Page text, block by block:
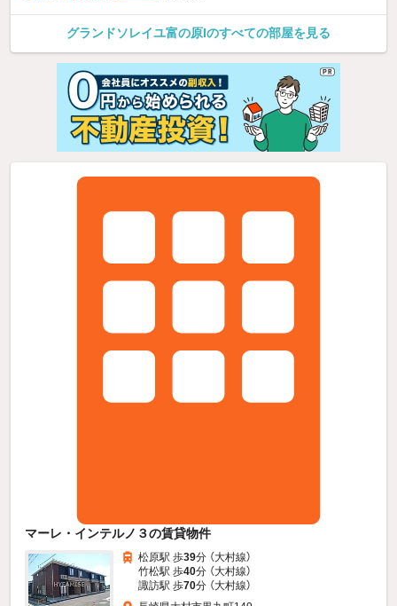
グランドソレイユ富の原Iのすべての部屋を見る
マーレ・インテルノ３の賃貸物件
松原駅 歩39分 （大村線）
竹松駅 歩40分 （大村線）
諏訪駅 歩70分 （大村線）